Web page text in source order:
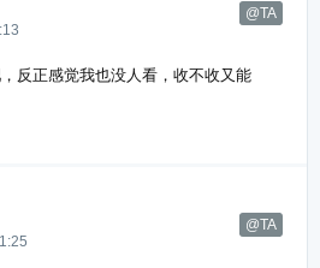
@TA
反正感觉我也没人看，收不收又能
@TA